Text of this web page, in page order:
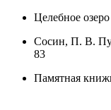
Целебное
Сосин, П. В.
83
Памятная